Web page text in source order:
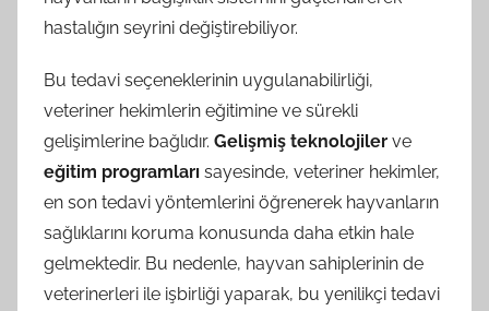
hastalığın seyrini değiştirebiliyor.
Bu tedavi seçeneklerinin uygulanabilirliği,
veteriner hekimlerin eğitimine ve sürekli
gelişimlerine bağlıdır. Gelişmiş teknolojiler ve
eğitim programları sayesinde, veteriner hekimler,
en son tedavi yöntemlerini öğrenerek hayvanların
sağlıklarını koruma konusunda daha etkin hale
gelmektedir. Bu nedenle, hayvan sahiplerinin de
veterinerleri ile işbirliği yaparak, bu yenilikçi tedavi